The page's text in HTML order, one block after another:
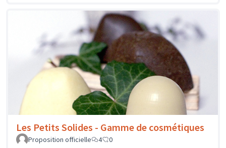
Les Petits Solides - Gamme de cosmétiques
Proposition officielle 4 0